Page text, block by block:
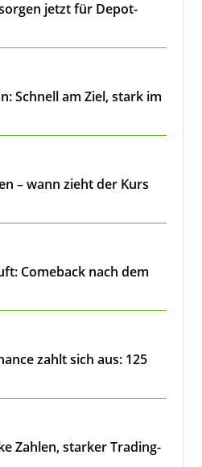
jetzt für Depot-
Schnell am Ziel, stark im
– wann zieht der Kurs
Comeback nach dem
zahlt sich aus: 125
Zahlen, starker Trading-